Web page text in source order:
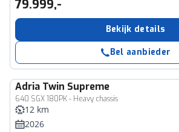
79.999,-
Bekijk details
Bel aanbieder
Adria Twin Supreme
640 SGX 180PK - Heavy chassis
12 km
2026